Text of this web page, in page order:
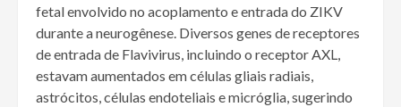
fetal envolvido no acoplamento e entrada do ZIKV
durante a neurogênese. Diversos genes de receptores
de entrada de Flavivirus, incluindo o receptor AXL,
estavam aumentados em células gliais radiais,
astrócitos, células endoteliais e micróglia, sugerindo